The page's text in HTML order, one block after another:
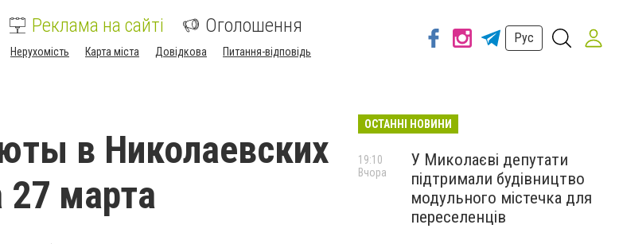
Реклама на сайті Оголошення
Нерухомість Карта міста Довідкова Питання-відповідь
Рус
в Николаевских
27 марта
ОСТАННІ НОВИНИ
У Миколаєві депутати
підтримали будівництво
модульного містечка для
переселенців
19:10
Вчора